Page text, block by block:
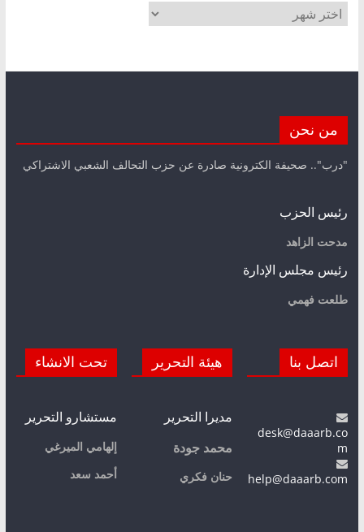
الأرشيف
من نحن
"درب".. صحيفة الكترونية صادرة عن حزب التحالف الشعبي الاشتراكي
رئيس الحزب
مدحت الزاهد
رئيس مجلس الإدارة
طلعت فهمي
اتصل بنا
desk@daaarb.co
m
help@daaarb.com
هيئة التحرير
مديرا التحرير
محمد جودة
حنان فكري
تحت الانشاء
مستشارو التحرير
إلهامي الميرغي
أحمد سعد